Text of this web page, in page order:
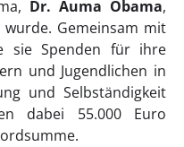
Dr. Auma Obama,
Gemeinsam mit
sie Spenden für ihre
und Jugendlichen in
und Selbständigkeit
dabei 55.000 Euro